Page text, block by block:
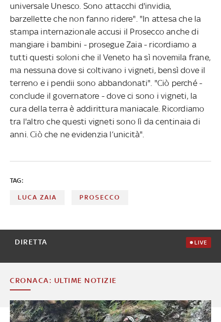
universale Unesco. Sono attacchi d'invidia,
barzellette che non fanno ridere". "In attesa che la
stampa internazionale accusi il Prosecco anche di
mangiare i bambini - prosegue Zaia - ricordiamo a
tutti questi soloni che il Veneto ha sì novemila frane,
ma nessuna dove si coltivano i vigneti, bensì dove il
terreno e i pendii sono abbandonati". "Ciò perché -
conclude il governatore - dove ci sono i vigneti, la
cura della terra è addirittura maniacale. Ricordiamo
tra l'altro che questi vigneti sono lì da centinaia di
anni. Ciò che ne evidenzia l’unicità".
TAG:
LUCA ZAIA PROSECCO
DIRETTA LIVE
CRONACA: ULTIME NOTIZIE